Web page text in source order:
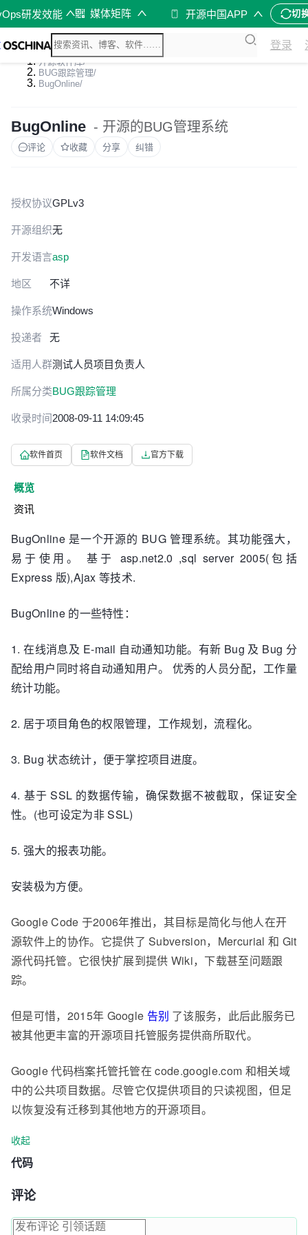
研发效能 媒体矩阵 开源中国APP 切
登录
开源软件库/
BUG跟踪管理/
BugOnline/
BugOnline - 开源的BUG管理系统
评论 收藏 分享 纠错
授权协议GPLv3
开源组织无
开发语言asp
地区 不详
操作系统Windows
投递者 无
适用人群测试人员项目负责人
所属分类BUG跟踪管理
收录时间2008-09-11 14:09:45
软件首页 软件文档 官方下载
概览
资讯
BugOnline 是一个开源的 BUG 管理系统。其功能强大，
易于使用。 基于 asp.net2.0 ,sql server 2005(包括
Express 版),Ajax 等技术.
BugOnline 的一些特性：
1. 在线消息及 E-mail 自动通知功能。有新 Bug 及 Bug 分
配给用户同时将自动通知用户。 优秀的人员分配，工作量
统计功能。
2. 居于项目角色的权限管理，工作规划，流程化。
3. Bug 状态统计，便于掌控项目进度。
4. 基于 SSL 的数据传输，确保数据不被截取，保证安全
性。(也可设定为非 SSL)
5. 强大的报表功能。
安装极为方便。
Google Code 于2006年推出，其目标是简化与他人在开
源软件上的协作。它提供了 Subversion，Mercurial 和 Git
源代码托管。它很快扩展到提供 Wiki，下载甚至问题跟
踪。
但是可惜，2015年 Google 告别 了该服务，此后此服务已
被其他更丰富的开源项目托管服务提供商所取代。
Google 代码档案托管托管在 code.google.com 和相关域
中的公共项目数据。尽管它仅提供项目的只读视图，但足
以恢复没有迁移到其他地方的开源项目。
收起
代码
评论